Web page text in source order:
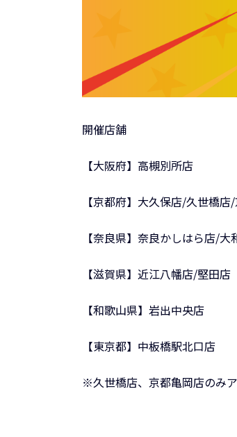
開催店舗
【大阪府】高槻別所店
【京都府】大久保店/久世橋
【奈良県】奈良かしはら店/
【滋賀県】近江八幡店/堅田店
【和歌山県】岩出中央店
【東京都】中板橋駅北口店
※久世橋店、京都亀岡店のみ